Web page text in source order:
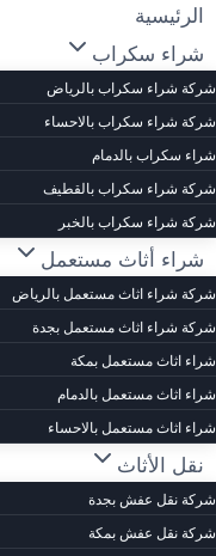
التجاوز
إلى
المحتوى
الرئيسية
شراء سكراب
شركة شراء سكراب بالرياض
شركة شراء سكراب بالاحساء
شراء سكراب بالدمام
شركة شراء سكراب بالقطيف
شركة شراء سكراب بالخبر
شراء أثاث مستعمل
شركة شراء اثاث مستعمل بالرياض
شركة شراء اثاث مستعمل بجدة
شراء اثاث مستعمل بمكة
شراء اثاث مستعمل بالدمام
شراء اثاث مستعمل بالاحساء
نقل الأثاث
شركة نقل عفش بجدة
شركة نقل عفش بمكة